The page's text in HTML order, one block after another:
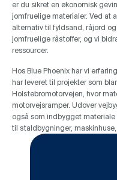
er du sikret en økonomisk
jomfruelige materialer. Ved at
alternativ til fyldsand, råjord
jomfruelige råstoffer, og vi
ressourcer.
Hos Blue Phoenix har vi
har leveret til projekter som
Holstebromotorvejen, hvor
motorvejsramper. Udover
også som indbygget
til staldbygninger,